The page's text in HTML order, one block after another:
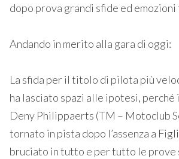
dopo prova grandi sfide ed
Andando in merito alla gara di oggi:
La sfida per il titolo di pilota più
ha lasciato spazi alle ipotesi, perché
Deny Philippaerts (TM – Motoclub
tornato in pista dopo l’assenza a
bruciato in tutto e per tutto le prove